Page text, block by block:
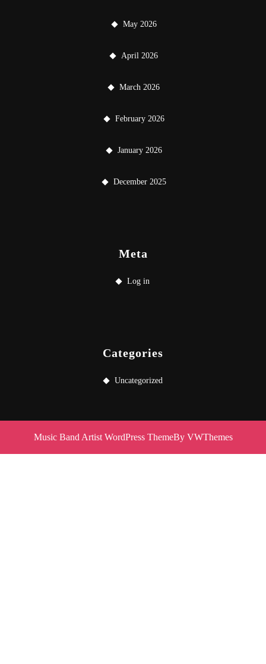
May 2026
April 2026
March 2026
February 2026
January 2026
December 2025
Meta
Log in
Categories
Uncategorized
Music Band Artist WordPress ThemeBy VWThemes